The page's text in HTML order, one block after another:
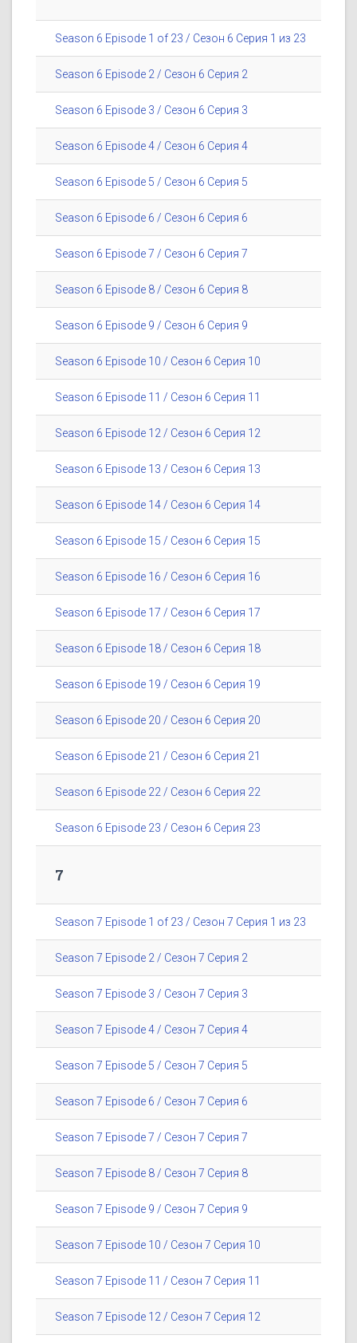
Season 6 Episode 1 of 23 / Сезон 6 Серия 1 из 23
Season 6 Episode 2 / Сезон 6 Серия 2
Season 6 Episode 3 / Сезон 6 Серия 3
Season 6 Episode 4 / Сезон 6 Серия 4
Season 6 Episode 5 / Сезон 6 Серия 5
Season 6 Episode 6 / Сезон 6 Серия 6
Season 6 Episode 7 / Сезон 6 Серия 7
Season 6 Episode 8 / Сезон 6 Серия 8
Season 6 Episode 9 / Сезон 6 Серия 9
Season 6 Episode 10 / Сезон 6 Серия 10
Season 6 Episode 11 / Сезон 6 Серия 11
Season 6 Episode 12 / Сезон 6 Серия 12
Season 6 Episode 13 / Сезон 6 Серия 13
Season 6 Episode 14 / Сезон 6 Серия 14
Season 6 Episode 15 / Сезон 6 Серия 15
Season 6 Episode 16 / Сезон 6 Серия 16
Season 6 Episode 17 / Сезон 6 Серия 17
Season 6 Episode 18 / Сезон 6 Серия 18
Season 6 Episode 19 / Сезон 6 Серия 19
Season 6 Episode 20 / Сезон 6 Серия 20
Season 6 Episode 21 / Сезон 6 Серия 21
Season 6 Episode 22 / Сезон 6 Серия 22
Season 6 Episode 23 / Сезон 6 Серия 23
7
Season 7 Episode 1 of 23 / Сезон 7 Серия 1 из 23
Season 7 Episode 2 / Сезон 7 Серия 2
Season 7 Episode 3 / Сезон 7 Серия 3
Season 7 Episode 4 / Сезон 7 Серия 4
Season 7 Episode 5 / Сезон 7 Серия 5
Season 7 Episode 6 / Сезон 7 Серия 6
Season 7 Episode 7 / Сезон 7 Серия 7
Season 7 Episode 8 / Сезон 7 Серия 8
Season 7 Episode 9 / Сезон 7 Серия 9
Season 7 Episode 10 / Сезон 7 Серия 10
Season 7 Episode 11 / Сезон 7 Серия 11
Season 7 Episode 12 / Сезон 7 Серия 12